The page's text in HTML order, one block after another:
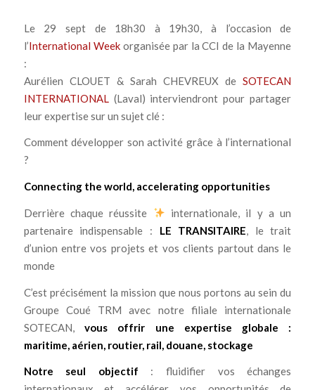
Le 29 sept de 18h30 à 19h30, à l’occasion de
l’International Weekorganisée par la CCI de la Mayenne
:
Aurélien CLOUET & Sarah CHEVREUX deSOTECAN
INTERNATIONAL
(Laval) interviendront pour partager
leur expertise sur un sujet clé :
Comment développer son activité grâce à l’international
?
Connecting the world, accelerating opportunities
Derrière chaque réussite
internationale, il y a un
partenaire indispensable : LE TRANSITAIRE, le trait
d’union entre vos projets et vos clients partout dans le
monde
C’est précisément la mission que nous portons au sein du
Groupe Coué TRM avec notre filiale internationale
SOTECAN, vous offrir une expertise globale :
maritime, aérien, routier, rail, douane, stockage
Notre seul objectif : fluidifier vos échanges